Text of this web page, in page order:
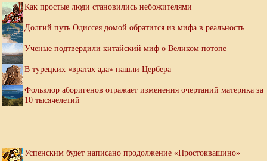
Как простые люди становились небожителями
Долгий путь Одиссея домой обратится из мифа в реальность
Ученые подтвердили китайский миф о Великом потопе
В турецких «вратах ада» нашли Цербера
Фольклор аборигенов отражает изменения очертаний материка за
10 тысячелетий
Успенским будет написано продолжение «Простоквашино»